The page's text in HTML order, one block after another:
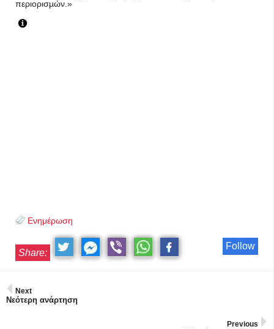
περιορισµών.»
Ενημέρωση
Follow
Share:
Next
Νεότερη ανάρτηση
Previous